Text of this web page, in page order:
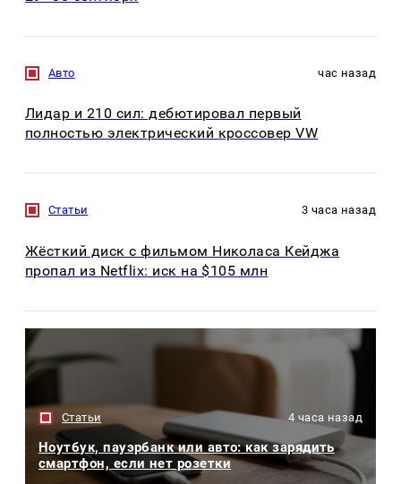
Авто час назад
Лидар и 210 сил: дебютировал первый
полностью электрический кроссовер VW
Статьи 3 часа назад
Жёсткий диск с фильмом Николаса Кейджа
пропал из Netflix: иск на $105 млн
Статьи 4 часа назад
Ноутбук, пауэрбанк или авто: как зарядить
смартфон, если нет розетки